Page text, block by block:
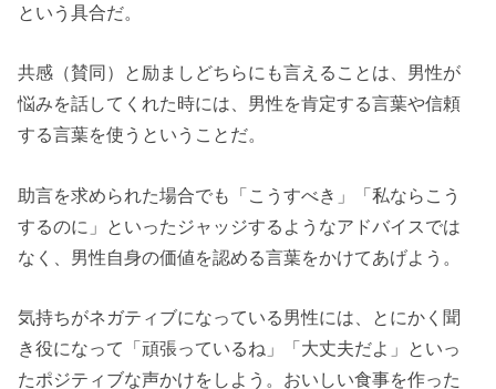
という具合だ。
共感（賛同）と励ましどちらにも言えることは、男性が
悩みを話してくれた時には、男性を肯定する言葉や信頼
する言葉を使うということだ。
助言を求められた場合でも「こうすべき」「私ならこう
するのに」といったジャッジするようなアドバイスでは
なく、男性自身の価値を認める言葉をかけてあげよう。
気持ちがネガティブになっている男性には、とにかく聞
き役になって「頑張っているね」「大丈夫だよ」といっ
たポジティブな声かけをしよう。おいしい食事を作った